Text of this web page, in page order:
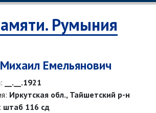
Румыния
Емельянович
__.__.1921
Иркутская обл., Тайшетский р-н
штаб 116 сд